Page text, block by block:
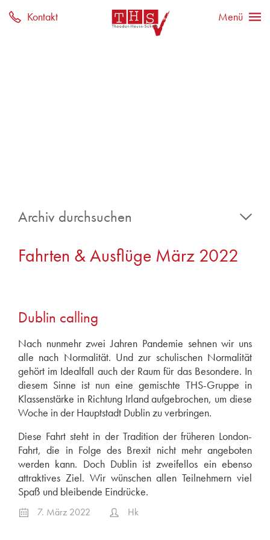
Archiv durchsuchen
Mai 2026
2025
Juni 2025
Februar 2025
Januar 2025
2024
September 2024
Juli 2024
Juni 2024
April 2024
Januar 2024
2023
Fahrten & Ausflüge März 2022
Dublin calling
Nach nunmehr zwei Jahren Pandemie sehnen wir uns
alle nach Normalität. Und zur schulischen Normalität
gehört im Idealfall auch der Raum für das Besondere. In
diesem Sinne ist nun eine gemischte THS-Gruppe in
Klassenstärke in Richtung Irland aufgebrochen, um diese
Woche in der Hauptstadt Dublin zu verbringen.
Diese Fahrt steht in der Tradition der früheren London-
Fahrt, die in Folge des Brexit nicht mehr angeboten
werden kann. Doch Dublin ist zweifellos ein ebenso
attraktives Ziel. Wir wünschen allen Teilnehmern viel
Spaß und bleibende Eindrücke.
7. März 2022 Hk